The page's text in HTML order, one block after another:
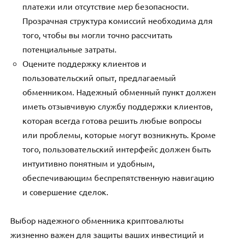
платежи или отсутствие мер безопасности.
Прозрачная структура комиссий необходима для
того, чтобы вы могли точно рассчитать
потенциальные затраты.
Оцените поддержку клиентов и
пользовательский опыт, предлагаемый
обменником. Надежный обменный пункт должен
иметь отзывчивую службу поддержки клиентов,
которая всегда готова решить любые вопросы
или проблемы, которые могут возникнуть. Кроме
того, пользовательский интерфейс должен быть
интуитивно понятным и удобным,
обеспечивающим беспрепятственную навигацию
и совершение сделок.
Выбор надежного обменника криптовалюты
жизненно важен для защиты ваших инвестиций и